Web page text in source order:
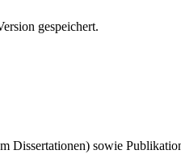
gespeichert.
Dissertationen) sowie